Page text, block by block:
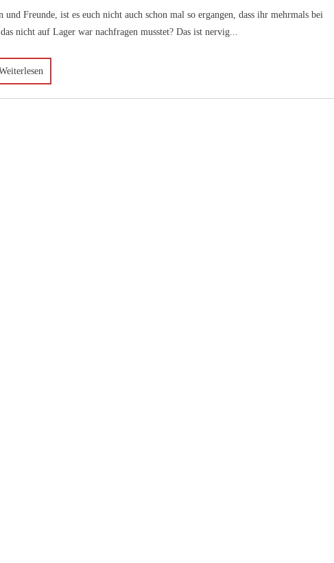
Freunde, ist es euch nicht auch schon mal so ergangen, dass ihr mehrmals bei
nicht auf Lager war nachfragen musstet? Das ist nervig...